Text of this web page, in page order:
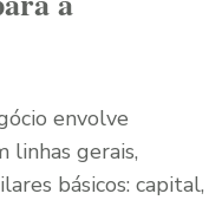
envolve
linhas gerais,
básicos: capital,